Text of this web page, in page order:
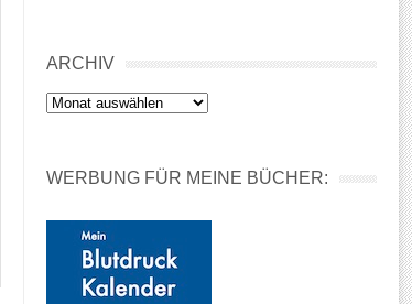
ARCHIV
Archiv
WERBUNG FÜR MEINE BÜCHER: